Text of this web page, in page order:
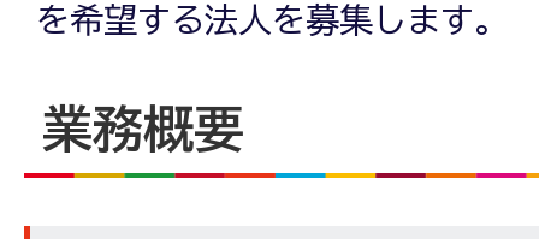
を希望する法人を募集します。
業務概要